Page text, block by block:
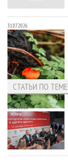
31.07.2026
СТАТЬИ ПО ТЕМЕ
23.03.2026